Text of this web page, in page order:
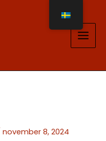
november 8, 2024